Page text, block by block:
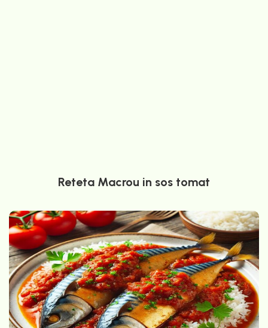
Reteta Macrou in sos tomat